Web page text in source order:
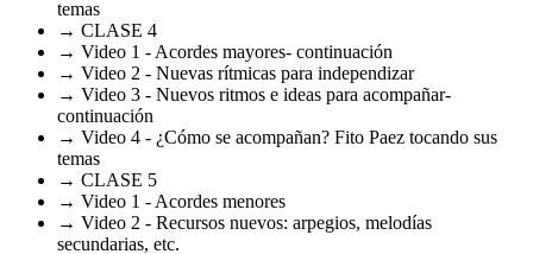
temas
→ CLASE 4
→ Video 1 - Acordes mayores- continuación
→ Video 2 - Nuevas rítmicas para independizar
→ Video 3 - Nuevos ritmos e ideas para acompañar-
continuación
→ Video 4 - ¿Cómo se acompañan? Fito Paez tocando sus
temas
→ CLASE 5
→ Video 1 - Acordes menores
→ Video 2 - Recursos nuevos: arpegios, melodías
secundarias, etc.